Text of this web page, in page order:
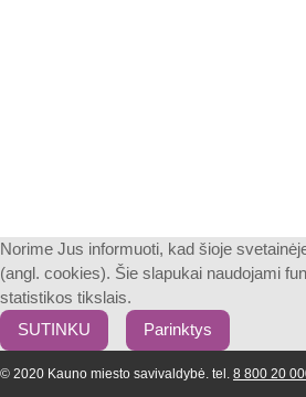
Norime Jus informuoti, kad šioje
(angl. cookies). Šie slapukai naudojami
statistikos tikslais.
SUTINKU
Parinktys
© 2020 Kauno miesto savivaldybė. tel. 8 800 20